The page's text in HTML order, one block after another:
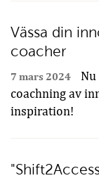
Vässa din
coacher
7 mars 2024
coachning av
inspiration!